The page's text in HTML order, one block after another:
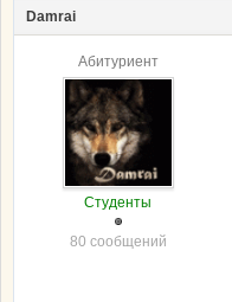
Damrai
Абитуриент
Студенты
80 сообщений